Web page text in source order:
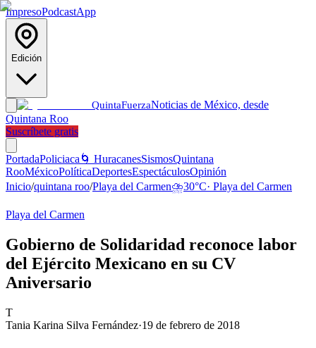
ImpresoPodcastApp
Edición
QuintaFuerzaNoticias de México, desde
Quintana Roo
Suscríbete gratis
PortadaPoliciaca 🌀 HuracanesSismosQuintana
RooMéxicoPolíticaDeportesEspectáculosOpinión
Inicio/quintana roo/Playa del Carmen⛈️30°C· Playa del Carmen
Playa del Carmen
Gobierno de Solidaridad reconoce labor
del Ejército Mexicano en su CV
Aniversario
T
Tania Karina Silva Fernández·19 de febrero de 2018